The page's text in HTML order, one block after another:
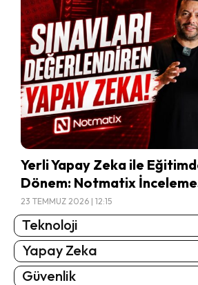
Yerli Yapay Zeka ile
Dönem: Notmatix
23 TEMMUZ 2026 | 12:15
Teknoloji
Yapay Zeka
Güvenlik